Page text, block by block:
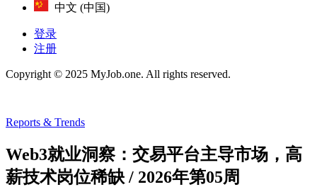
中文 (中国)
登录
注册
Copyright © 2025 MyJob.one. All rights reserved.
Reports & Trends
Web3就业洞察：交易平台主导市场，高
薪技术岗位稀缺 / 2026年第05周